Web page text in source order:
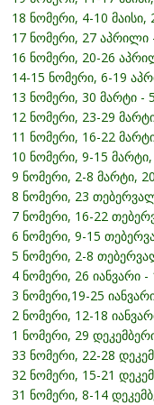
18 ნომერი, 4-10 მაისი,
17 ნომერი, 27 აპრილი
16 ნომერი, 20-26
14-15 ნომერი, 6-19
13 ნომერი, 30 მარტი -
12 ნომერი, 23-29
11 ნომერი, 16-22
10 ნომერი, 9-15
9 ნომერი, 2-8 მარტი,
8 ნომერი, 23
7 ნომერი, 16-22
6 ნომერი, 9-15
5 ნომერი, 2-8
4 ნომერი, 26 იანვარი
3 ნომერი,19-25
2 ნომერი, 12-18
1 ნომერი, 29
33 ნომერი, 22-28
32 ნომერი, 15-21
31 ნომერი, 8-14